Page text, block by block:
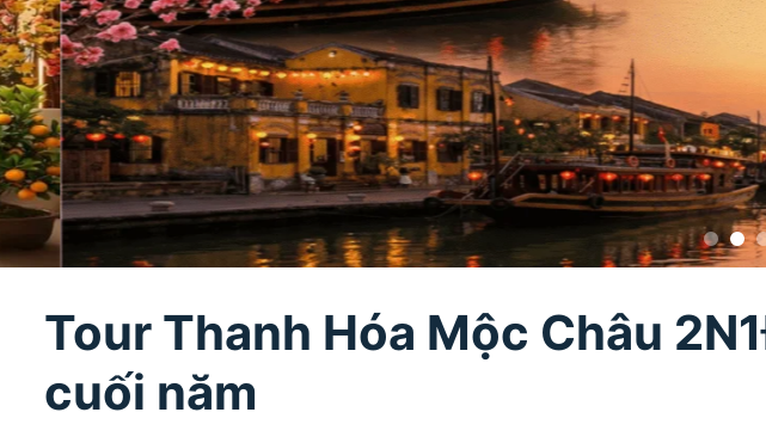
Tour Thanh Hóa Mộc Châu
cuối năm